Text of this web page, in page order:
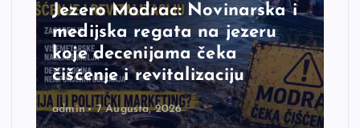
Jezero Modrac: Novinarska i
medijska regata na jezeru
koje decenijama čeka
čišćenje i revitalizaciju
admin 7 Augusta, 2026